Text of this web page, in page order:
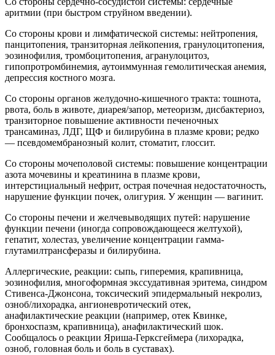
аритмии (при быстром струйном введении).
Со стороны крови и лимфатической системы: нейтропения,
панцитопения, транзиторная лейкопения, гранулоцитопения,
эозинофилия, тромбоцитопения, агранулоцитоз,
гипопротромбинемия, аутоиммунная гемолитическая анемия,
депрессия костного мозга.
Со стороны органов желудочно-кишечного тракта: тошнота,
рвота, боль в животе, диарея/запор, метеоризм, дисбактериоз,
транзиторное повышение активности печеночных
трансаминаз, ЛДГ, ЩФ и билирубина в плазме крови; редко
— псевдомембранозный колит, стоматит, глоссит.
Со стороны мочеполовой системы: повышение концентрации
азота мочевины и креатинина в плазме крови,
интерстициальный нефрит, острая почечная недостаточность,
нарушение функции почек, олигурия. У женщин — вагинит.
Со стороны печени и желчевыводящих путей: нарушение
функции печени (иногда сопровождающееся желтухой),
гепатит, холестаз, увеличение концентрации гамма-
глутамилтрансферазы и билирубина.
Аллергические, реакции: сыпь, гиперемия, крапивница,
эозинофилия, многоформная экссудативная эритема, синдром
Стивенса-Джонсона, токсический эпидермальный некролиз,
озноб/лихорадка, ангионевротический отек,
анафилактические реакции (например, отек Квинке,
бронхоспазм, крапивница), анафилактический шок.
Сообщалось о реакции Яриша-Герксгеймера (лихорадка,
озноб, головная боль и боль в суставах).